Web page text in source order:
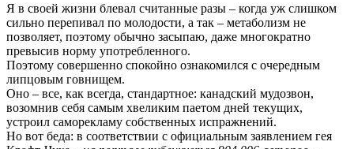
Я в своей жизни блевал считанные разы – когда уж слишком
сильно перепивал по молодости, а так – метаболизм не
позволяет, поэтому обычно засыпаю, даже многократно
превысив норму употребленного.
Поэтому совершенно спокойно ознакомился с очередным
липцовым говнищем.
Оно – все, как всегда, стандартное: канадский мудозвон,
возомнив себя самым хвеликим паетом дней текущих,
устроил саморекламу собственных испражнений.
Но вот беда: в соответствии с официальным заявлением гея